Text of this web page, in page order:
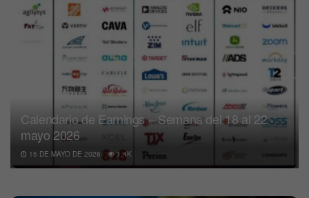
Calendario de Earnings – Semana del 18 al 22
mayo 2026
15 DE MAYO DE 2026 1.4K